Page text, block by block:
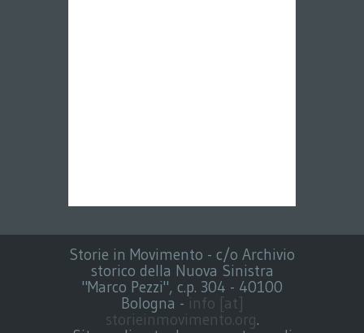
Storie in Movimento - c/o Archivio
storico della Nuova Sinistra
"Marco Pezzi", c.p. 304 - 40100
Bologna - info [at]
storieinmovimento.org.